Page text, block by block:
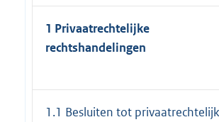
1 Privaatrechtelijke
rechtshandelingen
1.1 Besluiten tot